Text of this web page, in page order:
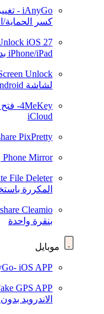
iAnyGo - تغيير موقع GPS
كسر الحماية/
iOS 27
iPhone/iPad بدون رمز المرور
Unlock
لشاشة Android و FRP
4MeKey- فتح قفل التنشيط للآيفون
iCloud
PixPretty
Phone Mirror
File Deleter
المكررة
Cleamio
بنقرة واحدة
موبايل
iOS APP
GPS APP
الاندرويد